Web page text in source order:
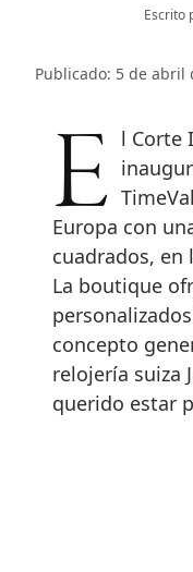
Escrito
Publicado: 5 de abril
El Corte Inglés de Diagonal
Europa con
cuadrados, en
La boutique
concepto
relojería suiza
querido estar